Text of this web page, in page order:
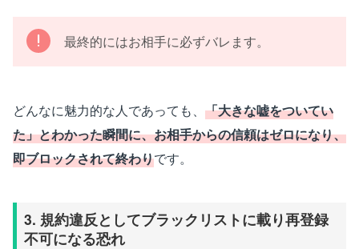
最終的にはお相手に必ずバレます。
どんなに魅力的な人であっても、 「大きな嘘をついてい
た」とわかった瞬間に、お相手からの信頼はゼロになり、
即ブロックされて終わりです。
3. 規約違反としてブラックリストに載り再登録
不可になる恐れ